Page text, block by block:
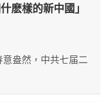
麽樣的新中國」
盎然，中共七届二